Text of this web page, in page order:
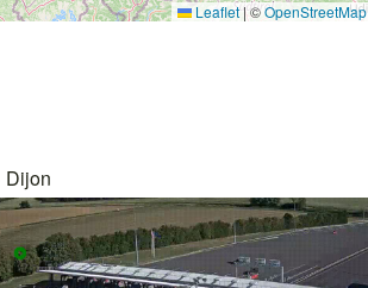
Leaflet|©OpenStreetMap
Dijon